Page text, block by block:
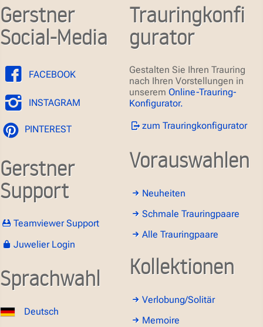
Gerstner
Social-Media
FACEBOOK
INSTAGRAM
PINTEREST
Gerstner
Support
Teamviewer Support
Juwelier Login
Sprachwahl
Deutsch
Trauringkonfi
gurator
Gestalten Sie Ihren Trauring
nach Ihren Vorstellungen in
unserem Online-Trauring-
Konfigurator.
zum Trauringkonfigurator
Vorauswahlen
Neuheiten
Schmale Trauringpaare
Alle Trauringpaare
Kollektionen
Verlobung/Solitär
Memoire